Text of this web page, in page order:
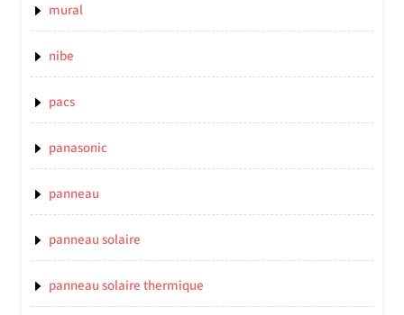
mural
nibe
pacs
panasonic
panneau
panneau solaire
panneau solaire thermique